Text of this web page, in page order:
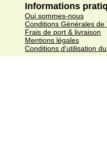
Informations
Qui sommes-nous
Conditions Générales de
Frais de port & livraison
Mentions légales
Conditions d'utilisation